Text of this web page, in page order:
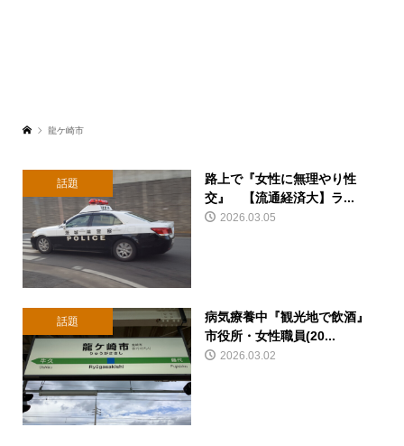
龍ケ崎市
話題
路上で『女性に無理やり性
交』 【流通経済大】ラ...
2026.03.05
話題
病気療養中『観光地で飲酒』
市役所・女性職員(20...
2026.03.02